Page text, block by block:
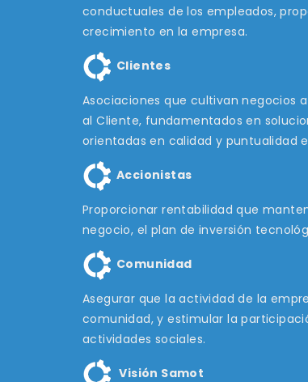
conductuales de los empleados,
crecimiento en la empresa.
Clientes
Asociaciones que cultivan negocios
al Cliente, fundamentados en
orientadas en calidad y puntualidad
Accionistas
Proporcionar rentabilidad que
negocio, el plan de inversión
Comunidad
Asegurar que la actividad de la
comunidad, y estimular la
actividades sociales.
Visión Samot